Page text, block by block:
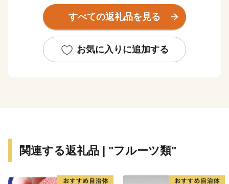
“自然美” “造形美” に彩られた、住みやすさが自慢の風光
明媚な町です。
そんな長与町より心をこめて、お礼の品を贈呈いたしま
※本町は総務省の指定を受けた適正な地方団体です。
すべての返礼品を見る
お気に入りに追加する
関連する返礼品 | "フルーツ類"